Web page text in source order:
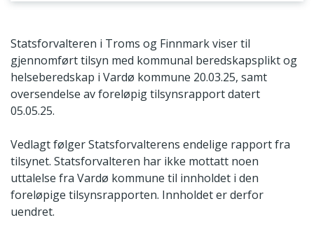
Statsforvalteren i Troms og Finnmark viser til
gjennomført tilsyn med kommunal beredskapsplikt og
helseberedskap i Vardø kommune 20.03.25, samt
oversendelse av foreløpig tilsynsrapport datert
05.05.25.
Vedlagt følger Statsforvalterens endelige rapport fra
tilsynet. Statsforvalteren har ikke mottatt noen
uttalelse fra Vardø kommune til innholdet i den
foreløpige tilsynsrapporten. Innholdet er derfor
uendret.